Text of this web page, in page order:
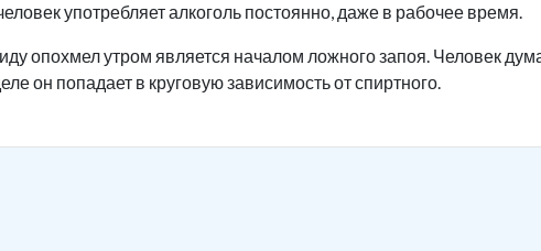
употребляет алкоголь постоянно, даже в рабочее время.
опохмел утром является началом ложного запоя. Человек
он попадает в круговую зависимость от спиртного.